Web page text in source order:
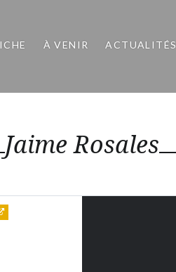
À VENIR ACTUALITÉS
Jaime Rosales